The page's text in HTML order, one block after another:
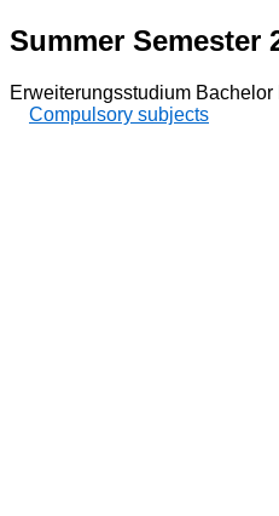
Summer Semester
Erweiterungsstudium
Compulsory subjects